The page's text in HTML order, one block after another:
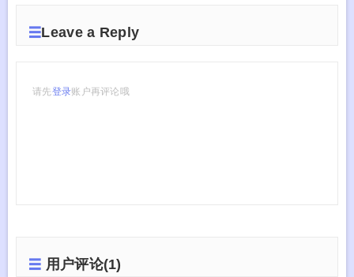
Leave a Reply
请先登录账户再评论哦
用户评论(1)